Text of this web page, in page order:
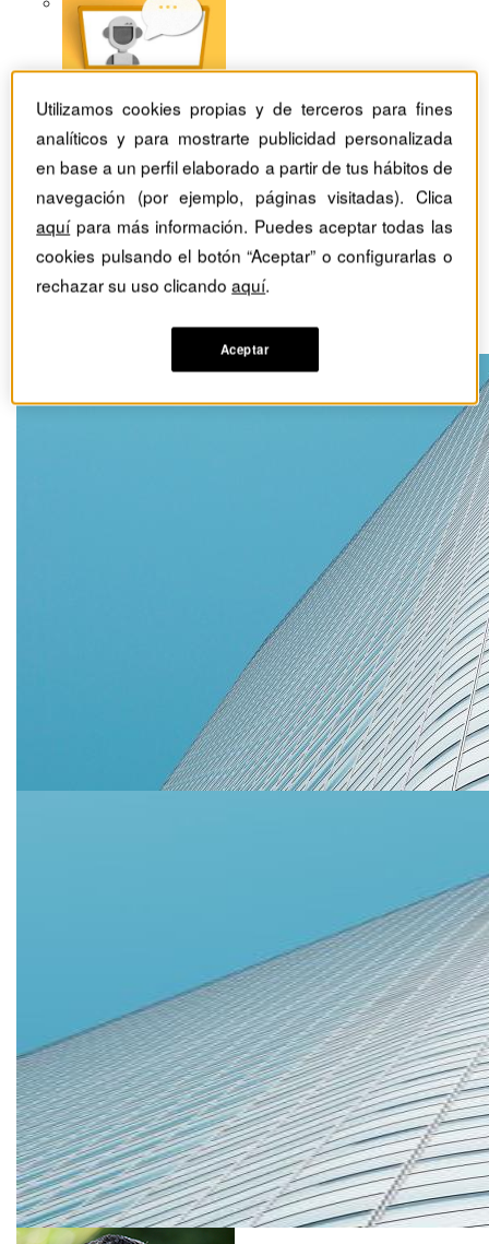
Revistas Harvard Deusto
Habilidades directivas
Trampas en valoración de negocios
Trampas en valoración de
negocios
Utilizamos cookies propias y de terceros para fines
analíticos y para mostrarte publicidad personalizada
en base a un perfil elaborado a partir de tus hábitos de
navegación (por ejemplo, páginas visitadas). Clica
aquípara más información. Puedes aceptar todas las
cookies pulsando el botón “Aceptar” o configurarlas o
rechazar su uso clicandoaquí.
Aceptar